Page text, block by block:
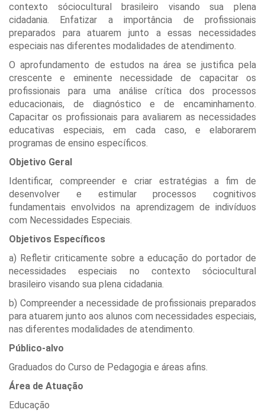
contexto sóciocultural brasileiro visando sua plena
cidadania. Enfatizar a importância de profissionais
preparados para atuarem junto a essas necessidades
especiais nas diferentes modalidades de atendimento.
O aprofundamento de estudos na área se justifica pela
crescente e eminente necessidade de capacitar os
profissionais para uma análise crítica dos processos
educacionais, de diagnóstico e de encaminhamento.
Capacitar os profissionais para avaliarem as necessidades
educativas especiais, em cada caso, e elaborarem
programas de ensino específicos.
Objetivo Geral
Identificar, compreender e criar estratégias a fim de
desenvolver e estimular processos cognitivos
fundamentais envolvidos na aprendizagem de indivíduos
com Necessidades Especiais.
Objetivos Específicos
a) Refletir criticamente sobre a educação do portador de
necessidades especiais no contexto sóciocultural
brasileiro visando sua plena cidadania.
b) Compreender a necessidade de profissionais preparados
para atuarem junto aos alunos com necessidades especiais,
nas diferentes modalidades de atendimento.
Público-alvo
Graduados do Curso de Pedagogia e áreas afins.
Área de Atuação
Educação